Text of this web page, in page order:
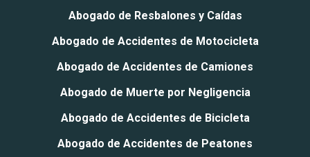
Abogado de Resbalones y Caídas
Abogado de Accidentes de Motocicleta
Abogado de Accidentes de Camiones
Abogado de Muerte por Negligencia
Abogado de Accidentes de Bicicleta
Abogado de Accidentes de Peatones